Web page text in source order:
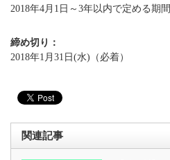
2018年4月1日～3年以内で定める期間
締め切り：
2018年1月31日(水)（必着）
関連記事